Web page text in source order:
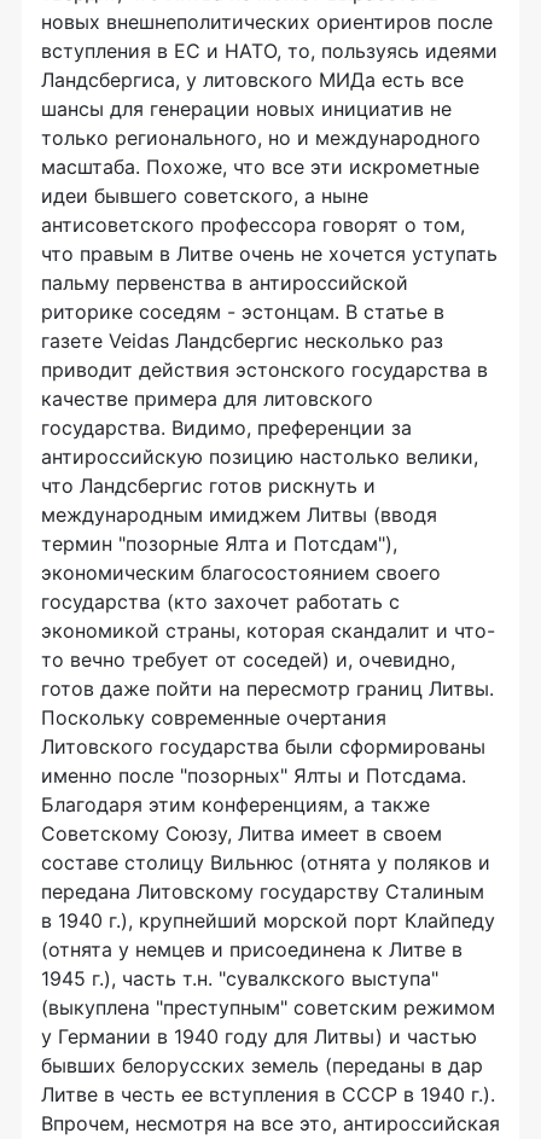
новых внешнеполитических ориентиров после
вступления в ЕС и НАТО, то, пользуясь идеями
Ландсбергиса, у литовского МИДа есть все
шансы для генерации новых инициатив не
только регионального, но и международного
масштаба. Похоже, что все эти искрометные
идеи бывшего советского, а ныне
антисоветского профессора говорят о том,
что правым в Литве очень не хочется уступать
пальму первенства в антироссийской
риторике соседям - эстонцам. В статье в
газете Veidas Ландсбергис несколько раз
приводит действия эстонского государства в
качестве примера для литовского
государства. Видимо, преференции за
антироссийскую позицию настолько велики,
что Ландсбергис готов рискнуть и
международным имиджем Литвы (вводя
термин "позорные Ялта и Потсдам"),
экономическим благосостоянием своего
государства (кто захочет работать с
экономикой страны, которая скандалит и что-
то вечно требует от соседей) и, очевидно,
готов даже пойти на пересмотр границ Литвы.
Поскольку современные очертания
Литовского государства были сформированы
именно после "позорных" Ялты и Потсдама.
Благодаря этим конференциям, а также
Советскому Союзу, Литва имеет в своем
составе столицу Вильнюс (отнята у поляков и
передана Литовскому государству Сталиным
в 1940 г.), крупнейший морской порт Клайпеду
(отнята у немцев и присоединена к Литве в
1945 г.), часть т.н. "сувалкского выступа"
(выкуплена "преступным" советским режимом
у Германии в 1940 году для Литвы) и частью
бывших белорусских земель (переданы в дар
Литве в честь ее вступления в СССР в 1940 г.).
Впрочем, несмотря на все это, антироссийская